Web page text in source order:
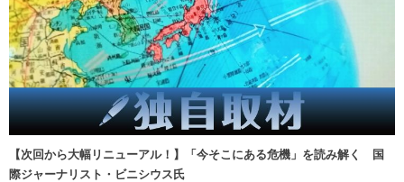
【次回から大幅リニューアル！】「今そこにある危機」を読み解く 国
際ジャーナリスト・ビニシウス氏